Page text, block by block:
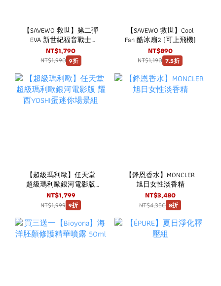
【SAVEWO 救世】第二彈
EVA 新世紀福音戰士
SAVEWO 救世 MagCell
MC509 磁能寶 5000mAh
NT$1,790
NT$1,990 9折
【SAVEWO 救世】Cool
Fan 酷冰扇2 (可上飛機)
NT$890
NT$1,190 7.5折
【超級瑪利歐】任天堂
超級瑪利歐銀河電影版
耀西YOSHI蛋迷你場景組
NT$1,799
NT$1,999 9折
【鋒恩香水】MONCLER
旭日女性淡香精
NT$3,480
NT$4,350 8折